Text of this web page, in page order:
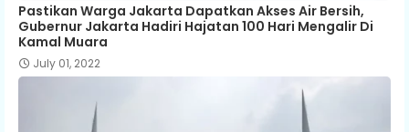
Pastikan Warga Jakarta Dapatkan Akses Air Bersih,
Gubernur Jakarta Hadiri Hajatan 100 Hari Mengalir Di
Kamal Muara
July 01, 2022